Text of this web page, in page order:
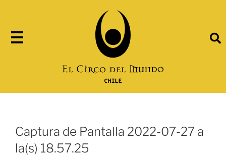
Captura de Pantalla 2022-07-27 a
la(s) 18.57.25